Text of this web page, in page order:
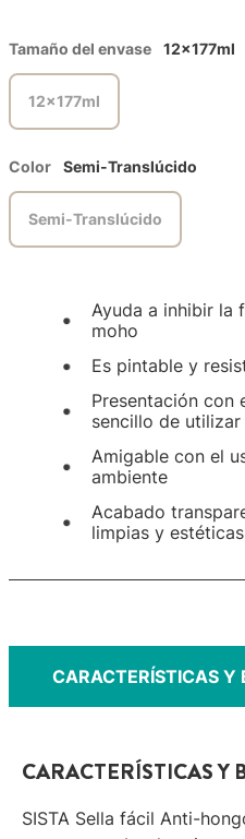
Tamaño del envase 12x177ml
12x177ml
Color Semi-Translúcido
Semi-Translúcido
Ayuda a inhibir la
moho
Es pintable y
Presentación con
sencillo de utilizar
Amigable con el
ambiente
Acabado
limpias y estéticas
CARACTERÍSTICAS Y
CARACTERÍSTICAS Y
SISTA Sella fácil Anti-